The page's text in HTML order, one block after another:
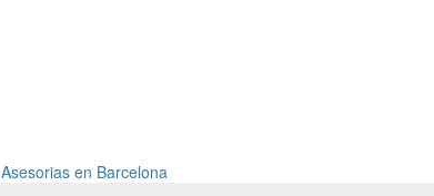
Asesorias en Barcelona